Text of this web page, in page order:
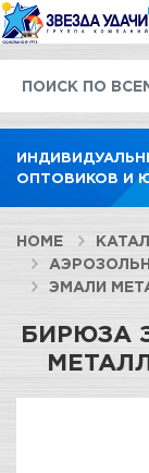
ОПТОВИКОВ И
HOME
ЭМАЛИ
БИРЮЗА